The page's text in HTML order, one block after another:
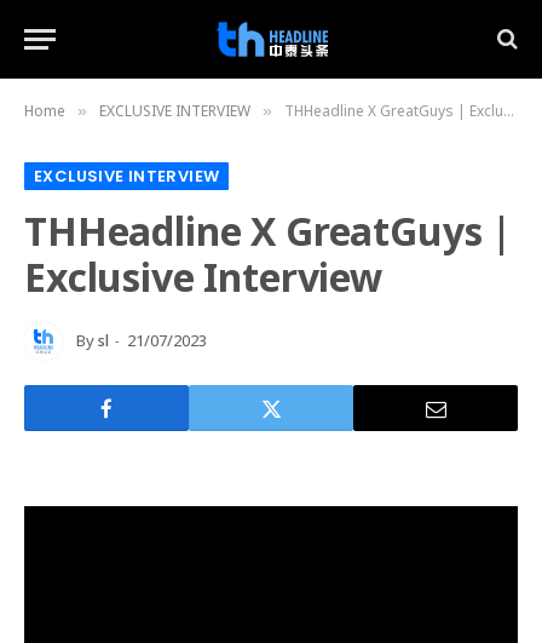
Home » EXCLUSIVE INTERVIEW » THHeadline X GreatGuys | Exclusive Interview
EXCLUSIVE INTERVIEW
THHeadline X GreatGuys |
Exclusive Interview
Bysl 21/07/2023